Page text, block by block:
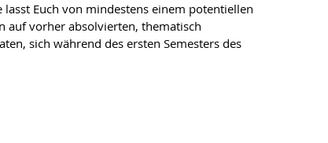
Euch von mindestens einem potentiellen
auf vorher absolvierten, thematisch
sich während des ersten Semesters des